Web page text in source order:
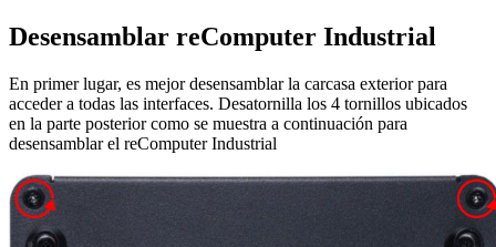
Desensamblar reComputer Industrial
En primer lugar, es mejor desensamblar la carcasa exterior para
acceder a todas las interfaces. Desatornilla los 4 tornillos ubicados
en la parte posterior como se muestra a continuación para
desensamblar el reComputer Industrial